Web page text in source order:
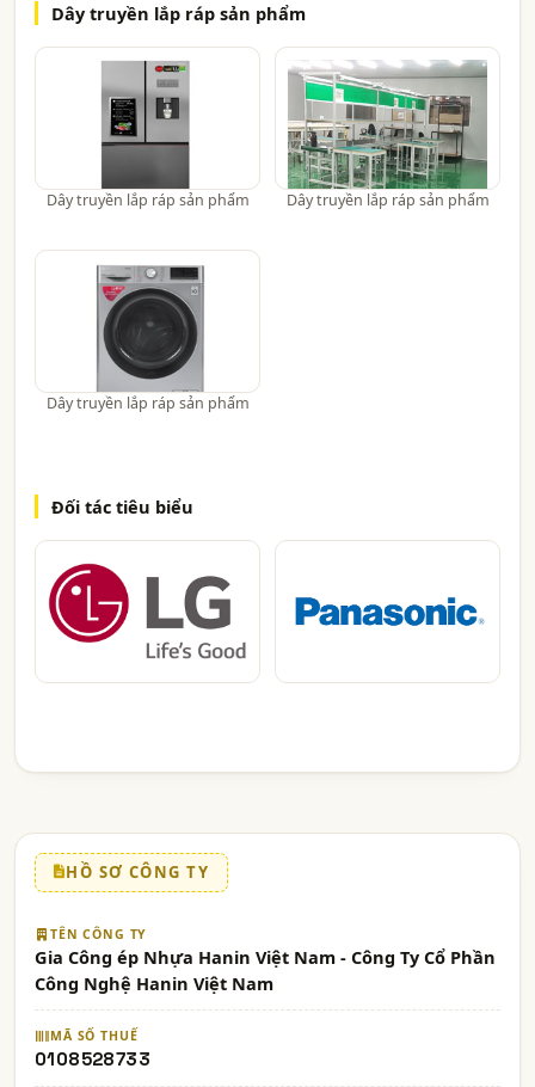
Dây truyền lắp ráp sản phẩm
Dây truyền lắp ráp sản phẩm Dây truyền lắp ráp sản phẩm
Dây truyền lắp ráp sản phẩm
Đối tác tiêu biểu
HỒ SƠ CÔNG TY
TÊN CÔNG TY
Gia Công ép Nhựa Hanin Việt Nam - Công Ty Cổ Phần
Công Nghệ Hanin Việt Nam
MÃ SỐ THUẾ
0108528733